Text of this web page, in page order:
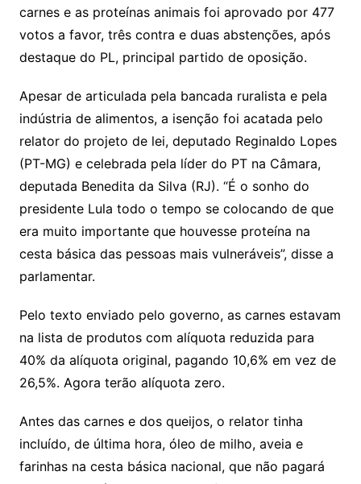
carnes e as proteínas animais foi aprovado por 477
votos a favor, três contra e duas abstenções, após
destaque do PL, principal partido de oposição.
Apesar de articulada pela bancada ruralista e pela
indústria de alimentos, a isenção foi acatada pelo
relator do projeto de lei, deputado Reginaldo Lopes
(PT-MG) e celebrada pela líder do PT na Câmara,
deputada Benedita da Silva (RJ). “É o sonho do
presidente Lula todo o tempo se colocando de que
era muito importante que houvesse proteína na
cesta básica das pessoas mais vulneráveis”, disse a
parlamentar.
Pelo texto enviado pelo governo, as carnes estavam
na lista de produtos com alíquota reduzida para
40% da alíquota original, pagando 10,6% em vez de
26,5%. Agora terão alíquota zero.
Antes das carnes e dos queijos, o relator tinha
incluído, de última hora, óleo de milho, aveia e
farinhas na cesta básica nacional, que não pagará